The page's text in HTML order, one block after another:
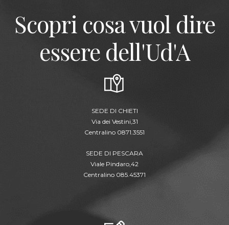
Scopri cosa vuol dire
essere dell'Ud'A
SEDE DI CHIETI
Via dei Vestini,31
Centralino 0871.3551
SEDE DI PESCARA
Viale Pindaro,42
Centralino 085.45371